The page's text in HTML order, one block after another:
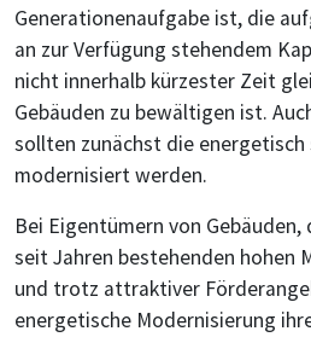
Generationenaufgabe ist, die
an zur Verfügung stehendem
nicht innerhalb kürzester Zeit
Gebäuden zu bewältigen ist.
sollten zunächst die
modernisiert werden.
Bei Eigentümern von
seit Jahren bestehenden hohen
und trotz attraktiver
energetische Modernisierung